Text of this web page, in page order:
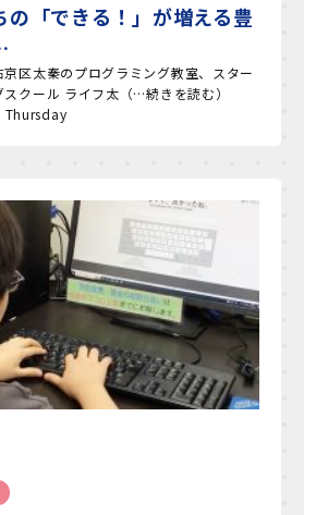
の「できる！」が増える豊
京区太秦のプログラミング教室、スター
クール ライフ太（…続きを読む）
Thursday